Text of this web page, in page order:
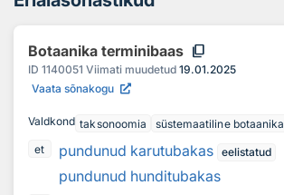
Botaanika terminibaas content_copy
ID 1140051 Viimati muudetud 19.01.2025
Vaata sõnakogu
Valdkond taksonoomia
süstemaatiline botaanika
et
pundunud karutubakas eelistatud
pundunud hunditubakas